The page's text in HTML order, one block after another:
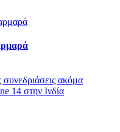
συνεδριάσεις ακόμα
14 στην Ινδία